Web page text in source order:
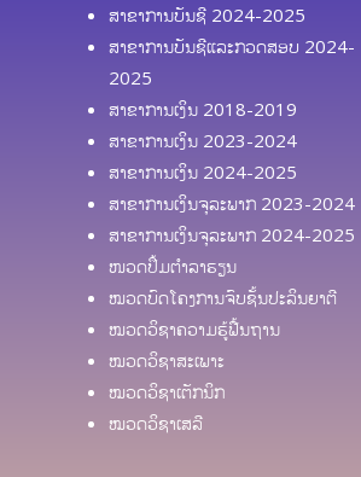
ສາຂາການບັນຊີ 2024-2025
ສາຂາການບັນຊີແລະກວດສອບ 2024-
2025
ສາຂາການເງິນ 2018-2019
ສາຂາການເງິນ 2023-2024
ສາຂາການເງິນ 2024-2025
ສາຂາການເງິນຈຸລະພາກ 2023-2024
ສາຂາການເງິນຈຸລະພາກ 2024-2025
ໜວດປຶ້ມຕຳລາຮຽນ
ໝວດບົດໂຄງການຈົບຊັ້ນປະລິນຍາຕີ
ໝວດວິຊາຄວາມຮູ້ຟື້ນຖານ
ໝວດວິຊາສະເພາະ
ໝວດວິຊາເຕັກນິກ
ໝວດວິຊາເສລີ